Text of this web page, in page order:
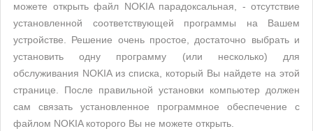
можете открыть файл NOKIA парадоксальная, - отсутствие
установленной соответствующей программы на Вашем
устройстве. Решение очень простое, достаточно выбрать и
установить одну программу (или несколько) для
обслуживания NOKIA из списка, который Вы найдете на этой
странице. После правильной установки компьютер должен
сам связать установленное программное обеспечение с
файлом NOKIA которого Вы не можете открыть.